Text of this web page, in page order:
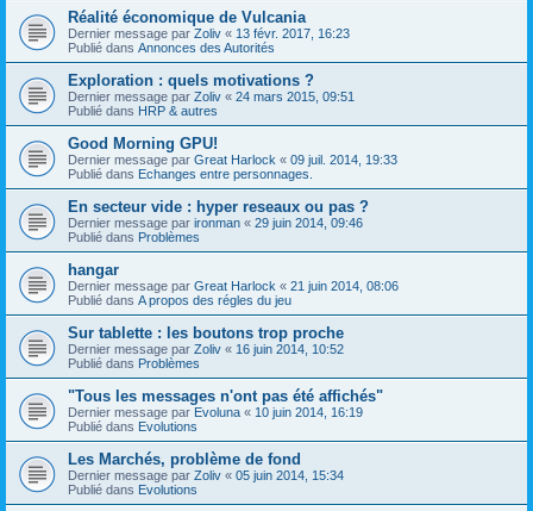
Réalité économique de Vulcania
Dernier message par Zoliv « 13 févr. 2017, 16:23
Publié dans Annonces des Autorités
Exploration : quels motivations ?
Dernier message par Zoliv « 24 mars 2015, 09:51
Publié dans HRP & autres
Good Morning GPU!
Dernier message par Great Harlock « 09 juil. 2014, 19:33
Publié dans Echanges entre personnages.
En secteur vide : hyper reseaux ou pas ?
Dernier message par ironman « 29 juin 2014, 09:46
Publié dans Problèmes
hangar
Dernier message par Great Harlock « 21 juin 2014, 08:06
Publié dans A propos des régles du jeu
Sur tablette : les boutons trop proche
Dernier message par Zoliv « 16 juin 2014, 10:52
Publié dans Problèmes
"Tous les messages n'ont pas été affichés"
Dernier message par Evoluna « 10 juin 2014, 16:19
Publié dans Evolutions
Les Marchés, problème de fond
Dernier message par Zoliv « 05 juin 2014, 15:34
Publié dans Evolutions